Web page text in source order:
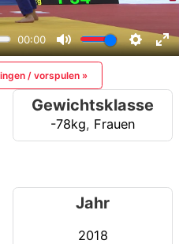
/ vorspulen »
Gewichtsklasse
-78kg, Frauen
Jahr
2018